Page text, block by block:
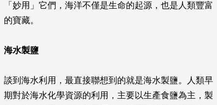
「妙用」它們，海洋不僅是生命的起源，也是人類豐富
的寶藏。
海水製鹽
談到海水利用，最直接聯想到的就是海水製鹽。人類早
期對於海水化學資源的利用，主要以生產食鹽為主，製